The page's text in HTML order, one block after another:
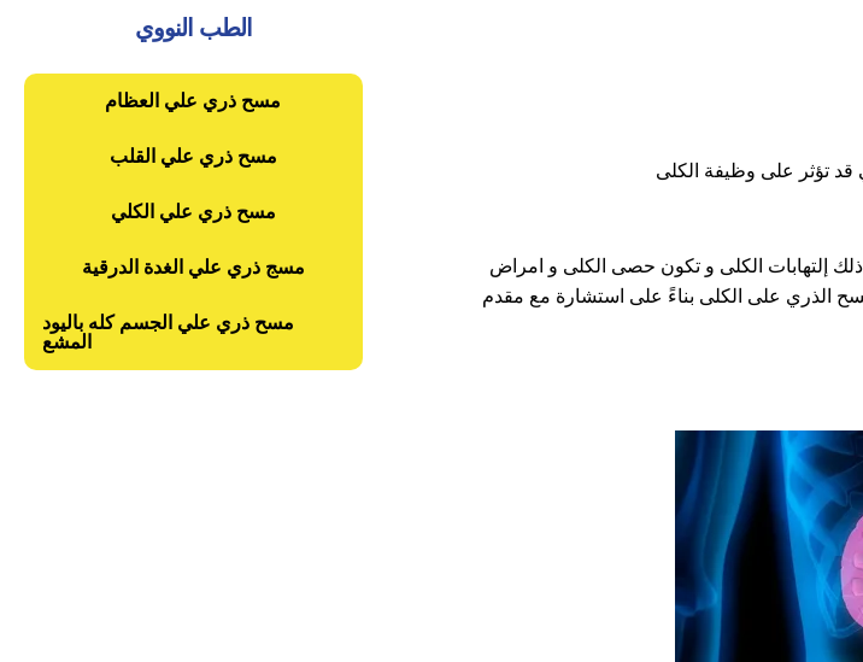
الطب النووي
مسح ذري علي العظام
مسح ذري علي القلب
مسح ذري علي الكلي
مسج ذري علي الغدة الدرقية
مسح ذري علي الجسم كله باليود
المشع
قد تؤثر على وظيفة الكلى
إلتهابات الكلى و تكون حصى الكلى و امراض
الذري على الكلى بناءً على استشارة مع مقدم